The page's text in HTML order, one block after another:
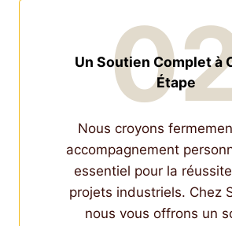
Un Soutien Complet à
Étape
Nous croyons
accompagnement
essentiel pour la
projets industriels. Chez
nous vous offrons un